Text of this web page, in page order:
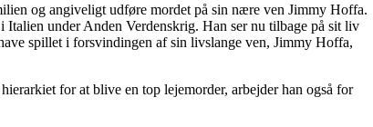
og angiveligt udføre mordet på sin nære ven Jimmy Hoffa.
under Anden Verdenskrig. Han ser nu tilbage på sit liv
spillet i forsvindingen af sin livslange ven, Jimmy Hoffa,
for at blive en top lejemorder, arbejder han også for